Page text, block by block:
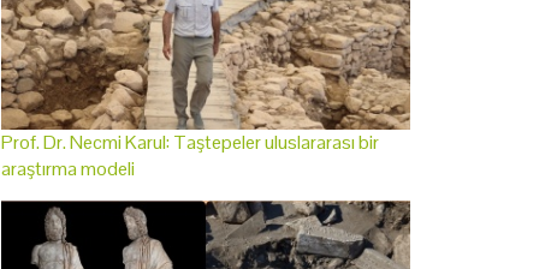
Prof. Dr. Necmi Karul: Taştepeler uluslararası bir
araştırma modeli